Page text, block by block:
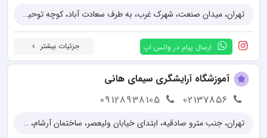
تهران، میدان صنعت، شهرک غرب، به طرف سعادت آباد، کوچه توحید یکم، پلاک 81
ارسال پیام در واتس اپ جزئیات بیشتر
آموزشگاه آرایشگری سیمای هانی
02137856
09128938105
تهران، جنب مترو صادقیه، ابتدای خیابان ولیعصر، ساختمان آرشام، طبقه 2، واحد 4